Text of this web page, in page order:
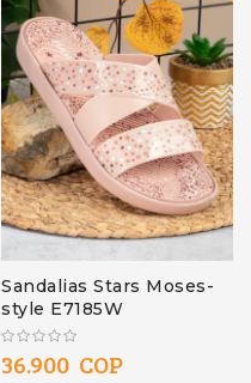
Sandalias Stars Moses-
style E7185W
36.900 COP